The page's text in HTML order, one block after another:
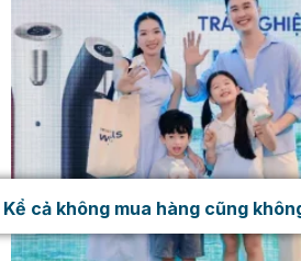
Kể cả không mua hàng cũng